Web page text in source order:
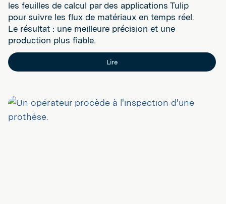
les feuilles de calcul par des applications Tulip
pour suivre les flux de matériaux en temps réel.
Le résultat : une meilleure précision et une
production plus fiable.
Lire